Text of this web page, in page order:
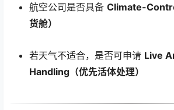
航空公司是否具备 Climate-
货舱）
若天气不适合，是否可申请 Live
Handling（优先活体处理）